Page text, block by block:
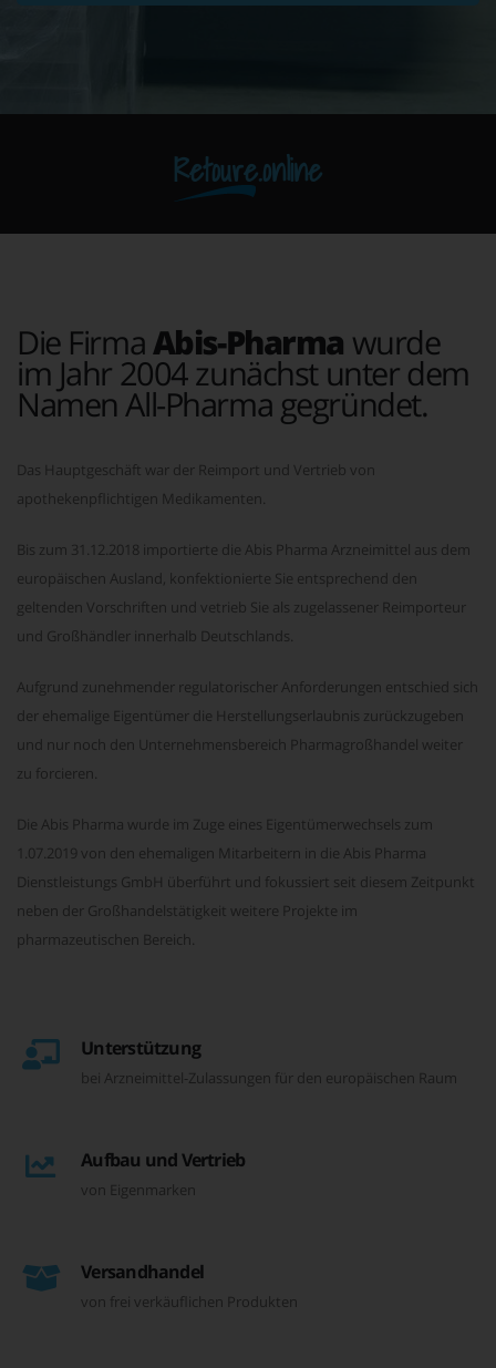
Retoure.online
Die Firma Abis-Pharma wurde
im Jahr 2004 zunächst unter dem
Namen All-Pharma gegründet.
Das Hauptgeschäft war der Reimport und Vertrieb von
apothekenpflichtigen Medikamenten.
Bis zum 31.12.2018 importierte die Abis Pharma Arzneimittel aus dem
europäischen Ausland, konfektionierte Sie entsprechend den
geltenden Vorschriften und vetrieb Sie als zugelassener Reimporteur
und Großhändler innerhalb Deutschlands.
Aufgrund zunehmender regulatorischer Anforderungen entschied sich
der ehemalige Eigentümer die Herstellungserlaubnis zurückzugeben
und nur noch den Unternehmensbereich Pharmagroßhandel weiter
zu forcieren.
Die Abis Pharma wurde im Zuge eines Eigentümerwechsels zum
1.07.2019 von den ehemaligen Mitarbeitern in die Abis Pharma
Dienstleistungs GmbH überführt und fokussiert seit diesem Zeitpunkt
neben der Großhandelstätigkeit weitere Projekte im
pharmazeutischen Bereich.
Unterstützung
bei Arzneimittel-Zulassungen für den europäischen Raum
Aufbau und Vertrieb
von Eigenmarken
Versandhandel
von frei verkäuflichen Produkten